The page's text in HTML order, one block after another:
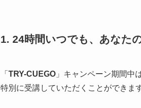
1. 24時間いつでも、あなた
「 TRY-CUEGO 」キャンペーン期間中
特別に受講していただくことができます